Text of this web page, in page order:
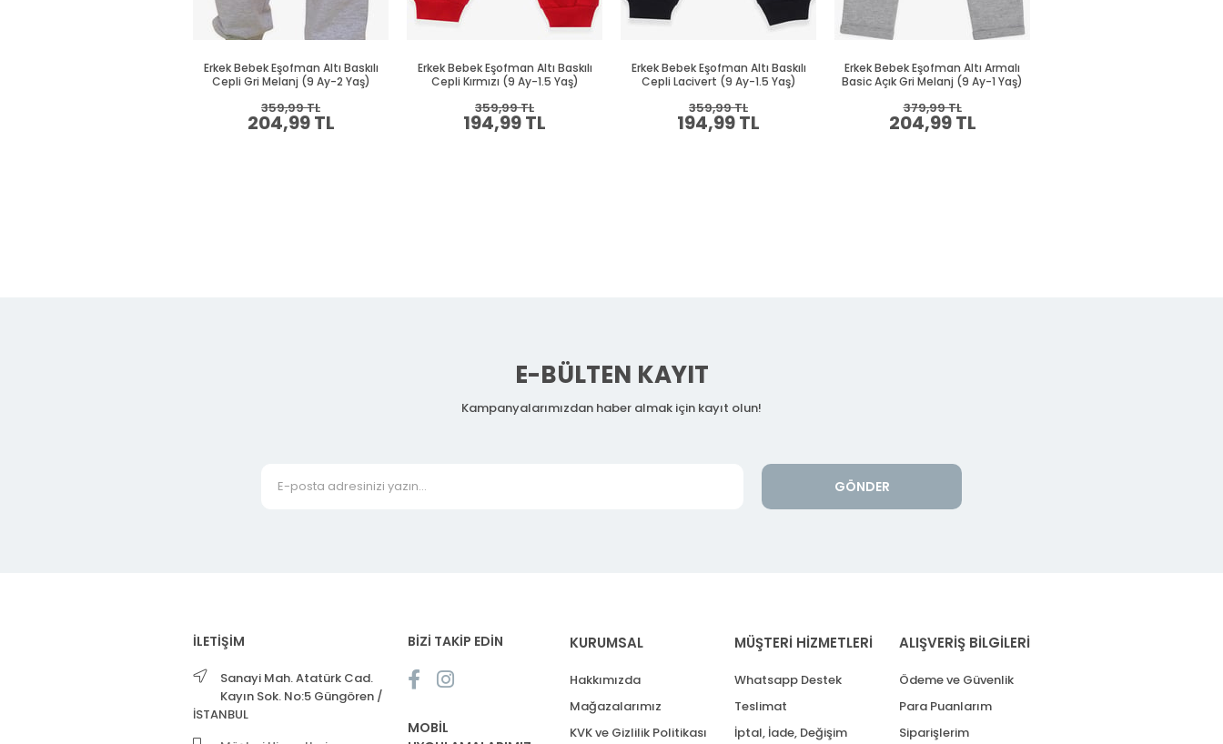
Erkek Bebek Eşofman Altı Baskılı
Cepli Gri Melanj (9 Ay-2 Yaş)
204,99 TL
359,99 TL
Erkek Bebek Eşofman Altı Baskılı
Cepli Kırmızı (9 Ay-1.5 Yaş)
194,99 TL
359,99 TL
Erkek Bebek Eşofman Altı Baskılı
Cepli Lacivert (9 Ay-1.5 Yaş)
194,99 TL
359,99 TL
Erkek Bebek Eşofman Altı Armalı
Basic Açık Gri Melanj (9 Ay-1 Yaş)
204,99 TL
379,99 TL
E-BÜLTEN KAYIT
Kampanyalarımızdan haber almak için kayıt olun!
GÖNDER
İLETİŞİM
Sanayi Mah. Atatürk Cad.
Kayın Sok. No:5 Güngören /
İSTANBUL
BİZİ TAKİP EDİN
MOBİL
KURUMSAL
Hakkımızda
Mağazalarımız
KVK ve Gizlilik Politikası
MÜŞTERİ HİZMETLERİ
Whatsapp Destek
Teslimat
İptal, İade, Değişim
ALIŞVERİŞ BİLGİLERİ
Ödeme ve Güvenlik
Para Puanlarım
Siparişlerim